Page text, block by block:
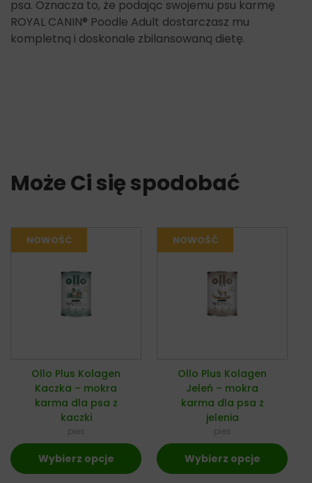
psa. Oznacza to, że podając swojemu psu karmę
ROYAL CANIN® Poodle Adult dostarczasz mu
kompletną i doskonale zbilansowaną dietę.
Może Ci się spodobać
Ollo Plus Kolagen
Kaczka – mokra
karma dla psa z
kaczki
pies
Wybierz opcje
Ollo Plus Kolagen
Jeleń – mokra
karma dla psa z
jelenia
pies
Wybierz opcje